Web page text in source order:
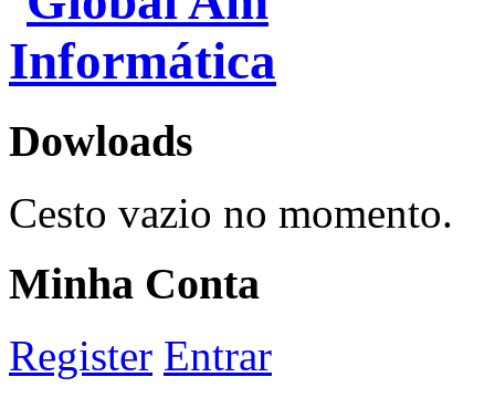
Dowloads
Cesto vazio no momento.
Minha Conta
Register Entrar